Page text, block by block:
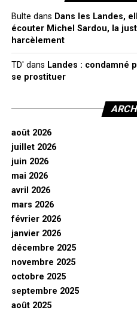
Bulte dans Dans les Landes,
écouter Michel Sardou, la
harcèlement
TD' dans Landes : condamné
se prostituer
août 2026
juillet 2026
juin 2026
mai 2026
avril 2026
mars 2026
février 2026
janvier 2026
décembre 2025
novembre 2025
octobre 2025
septembre 2025
août 2025